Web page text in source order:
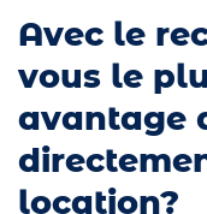
Avec le
vous le
avantage
location?